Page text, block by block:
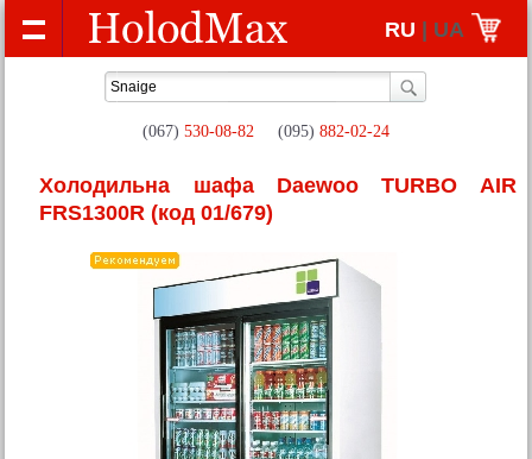
RU | UA
(067) 530-08-82 (095) 882-02-24
Холодильна шафа Daewoo TURBO AIR
FRS1300R (код 01/679)